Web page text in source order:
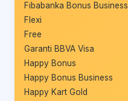
Fibabanka Bonus Business
Flexi
Free
Garanti BBVA Visa
Happy Bonus
Happy Bonus Business
Happy Kart Gold